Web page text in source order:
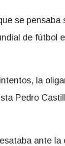
se
de fútbol
la
Pedro
ante